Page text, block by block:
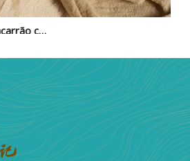
Macarrão de ovo x macarrão com casca para caçarola de atum: a comparação completa
um daqueles pratos